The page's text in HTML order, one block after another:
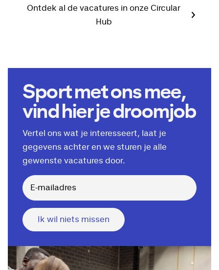
Ontdek al de vacatures in onze Circular
Hub
Sport met ons mee,
vind hier je droomjob
Vertel ons wat je interesseert, laat je
gegevens achter en we sturen je alle
gewenste vacatures door.
Ik wil niets missen